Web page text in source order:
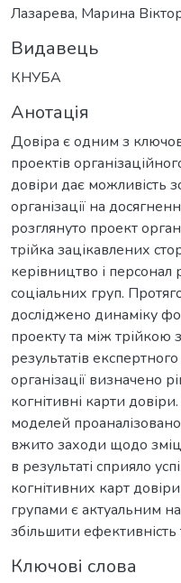
Лазарева, Марина
Видавець
КНУБА
Анотація
Довіра є одним з
проектів
довіри дає можливість
організації на
розглянуто проект
трійка зацікавлених
керівництво і персонал
соціальних груп.
досліджено динаміку
проекту та між трійкою
результатів
організації визначено
когнітивні карти
моделей
вжито заходи щодо
в результаті сприяло
когнітивних карт
групами є актуальним
збільшити ефективність
Ключові слова